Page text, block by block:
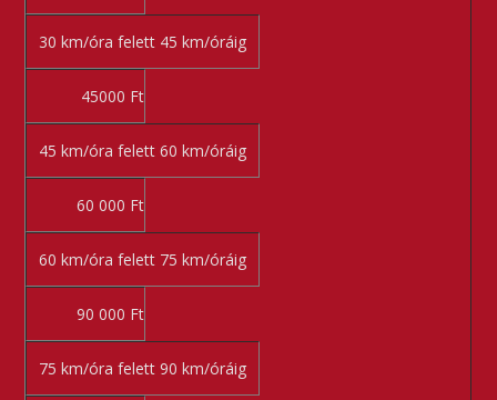
30 km/óra felett 45 km/óráig
45000 Ft
45 km/óra felett 60 km/óráig
60 000 Ft
60 km/óra felett 75 km/óráig
90 000 Ft
75 km/óra felett 90 km/óráig